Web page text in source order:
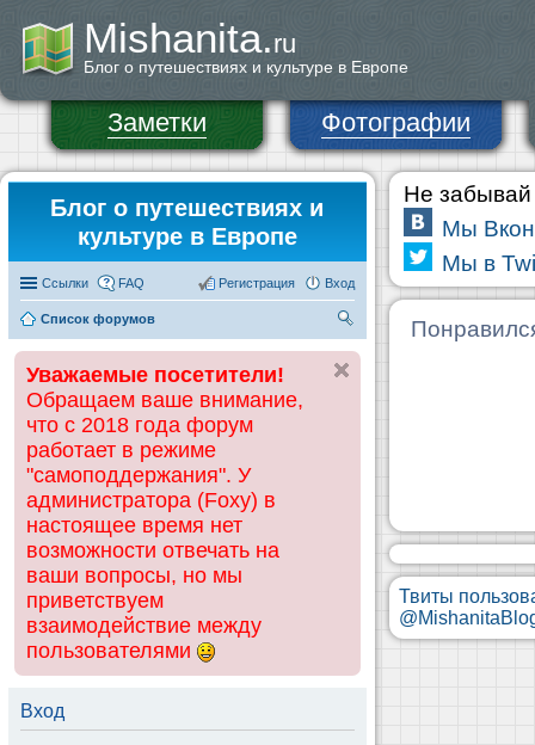
Mishanita.ru
Блог о путешествиях и культуре в Европе
Заметки Фотографии
Блог о путешествиях и
культуре в Европе
Ссылки FAQ Вход
Регистрация
Список форумов
ск
Уважаемые посетители!
Обращаем ваше внимание,
что с 2018 года форум
работает в режиме
"самоподдержания". У
администратора (Foxy) в
настоящее время нет
возможности отвечать на
ваши вопросы, но мы
приветствуем
взаимодействие между
пользователями
Вход
Не забывай
Мы
Мы в
Твиты